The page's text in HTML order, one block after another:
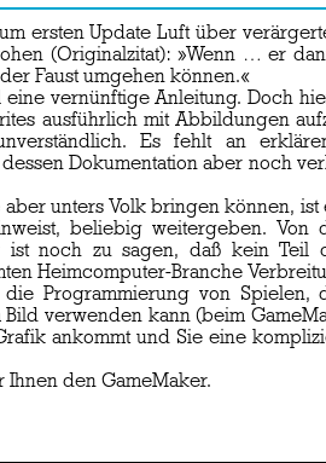
ersten Update Luft über
(Originalzitat): »Wenn … er
Faust umgehen können.«
eine vernünftige Anleitung. Doch
ausführlich mit Abbildungen
Es fehlt an
Dokumentation aber noch
unters Volk bringen können, ist
beliebig weitergeben. Von
noch zu sagen, daß kein Teil
Heimcomputer-Branche
Programmierung von Spielen,
verwenden kann (beim
ankommt und Sie eine
den GameMaker.